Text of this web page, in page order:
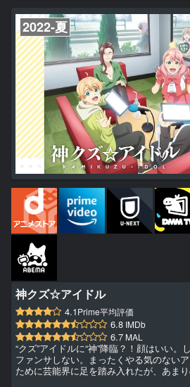
2022-夏
神クズ☆アイドル
4.1Prime平均評価
6.8 IMDb
6.7 MAL
“クズ”アイドルに“神”降臨？！顔はいい
ファンサしない。まったくやる気のない
ために芸能界に足を踏み入れたが、あま